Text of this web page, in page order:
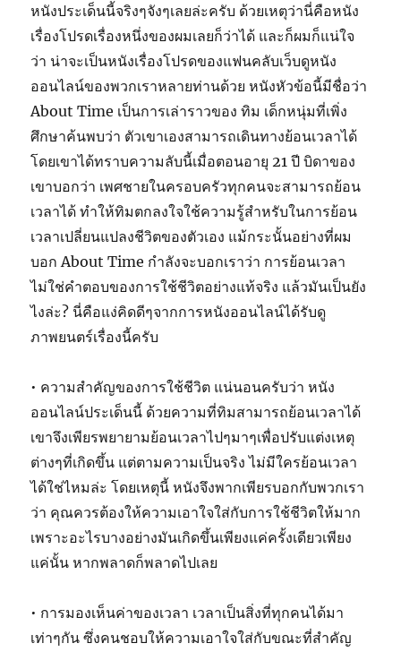
หนังประเด็นนี้จริงๆจังๆเลยล่ะครับ ด้วยเหตุว่านี่คือหนัง
เรื่องโปรดเรื่องหนึ่งของผมเลยก็ว่าได้ และก็ผมก็แน่ใจ
ว่า น่าจะเป็นหนังเรื่องโปรดของแฟนคลับเว็บดูหนัง
ออนไลน์ของพวกเราหลายท่านด้วย หนังหัวข้อนี้มีชื่อว่า
About Time เป็นการเล่าราวของ ทิม เด็กหนุ่มที่เพิ่ง
ศึกษาค้นพบว่า ตัวเขาเองสามารถเดินทางย้อนเวลาได้
โดยเขาได้ทราบความลับนี้เมื่อตอนอายุ 21 ปี บิดาของ
เขาบอกว่า เพศชายในครอบครัวทุกคนจะสามารถย้อน
เวลาได้ ทำให้ทิมตกลงใจใช้ความรู้สำหรับในการย้อน
เวลาเปลี่ยนแปลงชีวิตของตัวเอง แม้กระนั้นอย่างที่ผม
บอก About Time กำลังจะบอกเราว่า การย้อนเวลา
ไม่ใช่คำตอบของการใช้ชีวิตอย่างแท้จริง แล้วมันเป็นยัง
ไงล่ะ? นี่คือแง่คิดดีๆจากการหนังออนไลน์ได้รับดู
ภาพยนตร์เรื่องนี้ครับ
• ความสำคัญของการใช้ชีวิต แน่นอนครับว่า หนัง
ออนไลน์ประเด็นนี้ ด้วยความที่ทิมสามารถย้อนเวลาได้
เขาจึงเพียรพยายามย้อนเวลาไปๆมาๆเพื่อปรับแต่งเหตุ
ต่างๆที่เกิดขึ้น แต่ตามความเป็นจริง ไม่มีใครย้อนเวลา
ได้ใช่ไหมล่ะ โดยเหตุนี้ หนังจึงพากเพียรบอกกับพวกเรา
ว่า คุณควรต้องให้ความเอาใจใส่กับการใช้ชีวิตให้มาก
เพราะอะไรบางอย่างมันเกิดขึ้นเพียงแค่ครั้งเดียวเพียง
แค่นั้น หากพลาดก็พลาดไปเลย
• การมองเห็นค่าของเวลา เวลาเป็นสิ่งที่ทุกคนได้มา
เท่าๆกัน ซึ่งคนชอบให้ความเอาใจใส่กับขณะที่สำคัญ